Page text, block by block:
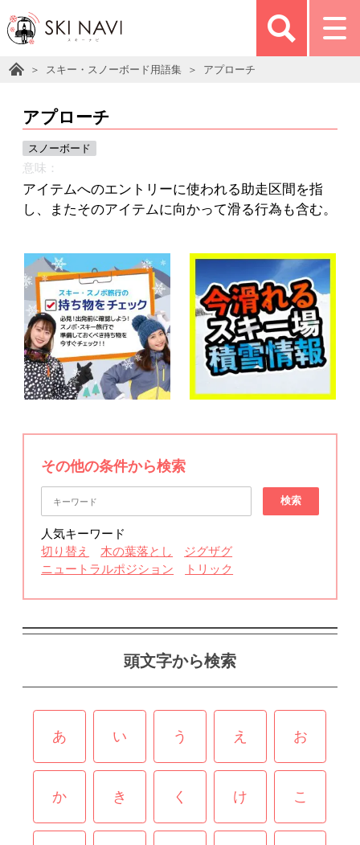
スキー・スノーボード用語集 アプローチ
アプローチ
スノーボード
意味：
アイテムへのエントリーに使われる助走区間を指
し、またそのアイテムに向かって滑る行為も含む。
その他の条件から検索
検索
人気キーワード
切り替え
木の葉落とし
ジグザグ
ニュートラルポジション
トリック
頭文字から検索
あ い う え お
か き く け こ